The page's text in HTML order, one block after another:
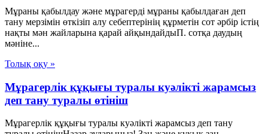
Мұраны қабылдау және мұрагерді мұраны қабылдаған деп
тану мерзімін өткізіп алу себептерінің құрметін сот әрбір істің
нақты мән жайларына қарай айқындайдыП. сотқа даудың
мәніне...
Толық оқу »
Мұрагерлік құқығы туралы куәлікті жарамсыз
деп тану туралы өтініш
Мұрагерлік құқығы туралы куәлікті жарамсыз деп тану